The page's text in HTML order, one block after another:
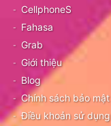
CellphoneS
Fahasa
Grab
Giới thiệu
Blog
Chính sách bảo mật
Điều khoản sử dụng